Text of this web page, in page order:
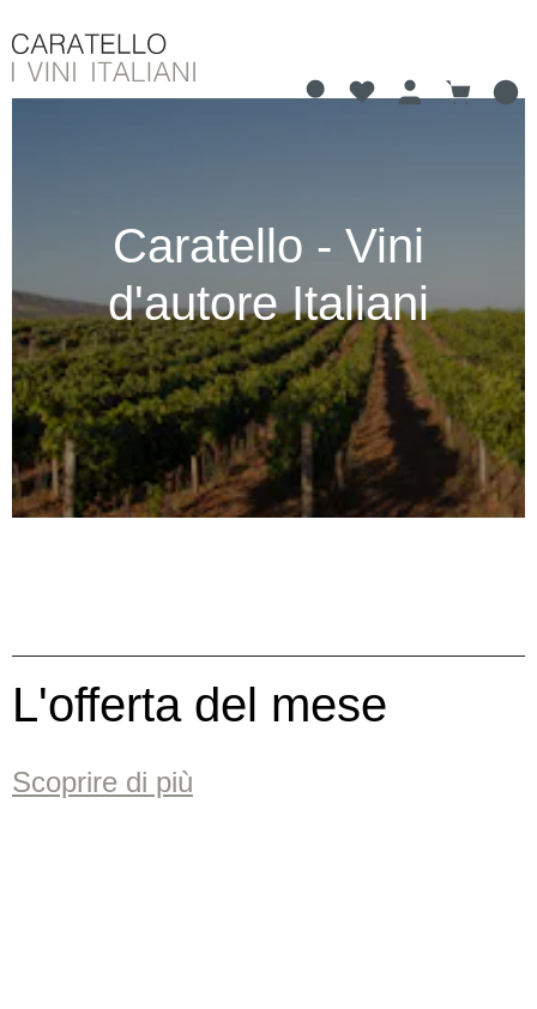
Caratello - Vini
d'autore Italiani
L'offerta del mese
Scoprire di più